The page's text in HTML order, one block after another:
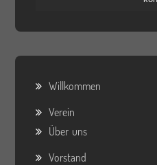
Willkommen
Verein
Über uns
Vorstand